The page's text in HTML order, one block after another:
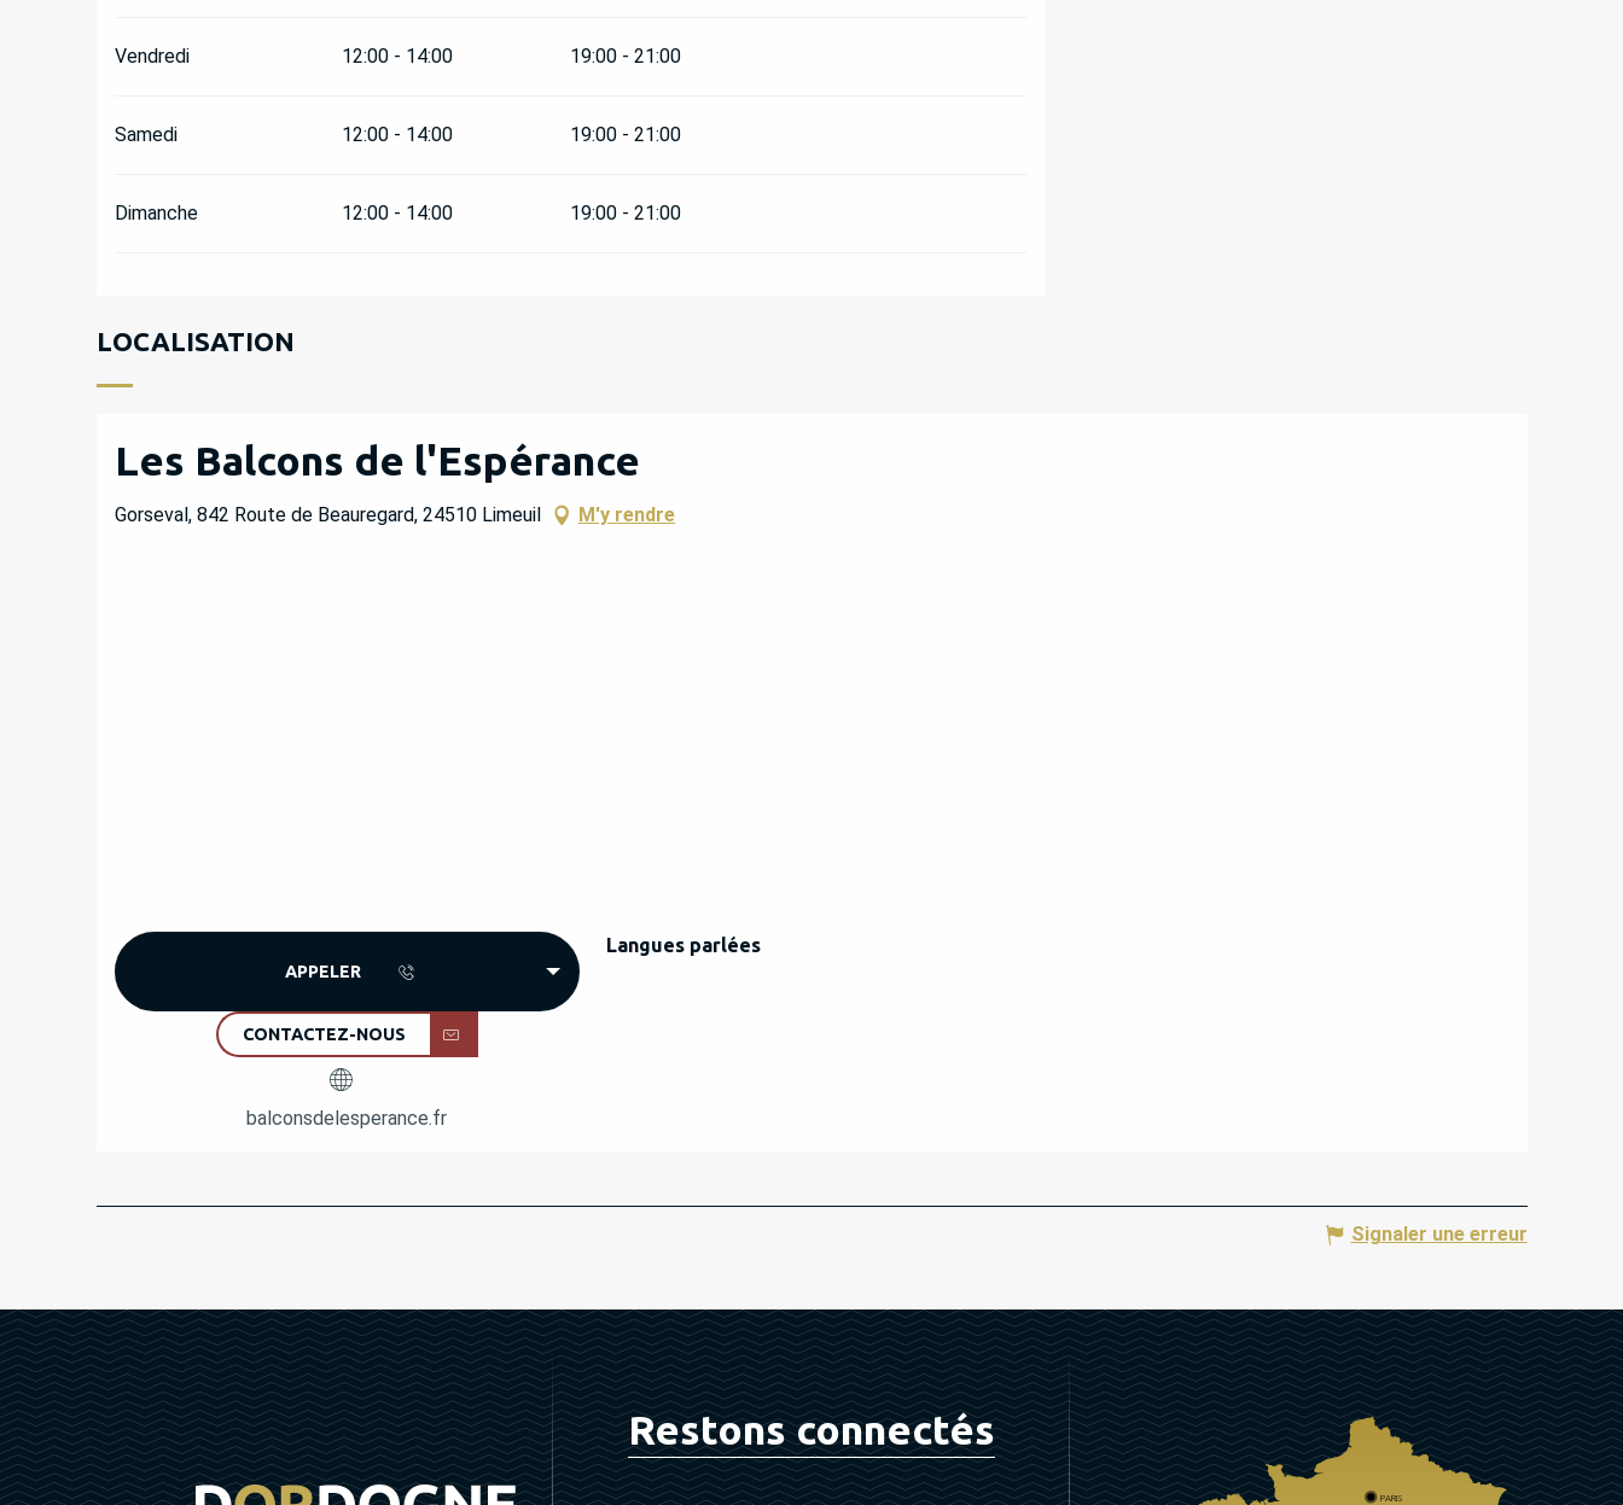
Vendredi 12:00 - 14:00 19:00 - 21:00
Samedi 12:00 - 14:00 19:00 - 21:00
Dimanche 12:00 - 14:00 19:00 - 21:00
LOCALISATION
Les Balcons de l'Espérance
Gorseval, 842 Route de Beauregard, 24510 Limeuil M'y rendre
APPELER
CONTACTEZ-NOUS
balconsdelesperance.fr
Langues parlées
Langues parlées
Signaler une erreur
Restons connectés
PARIS